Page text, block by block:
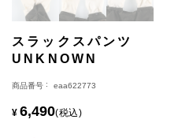
スラックスパンツ
UNKNOWN
商品番号 eaa622773
¥ 6,490 税込